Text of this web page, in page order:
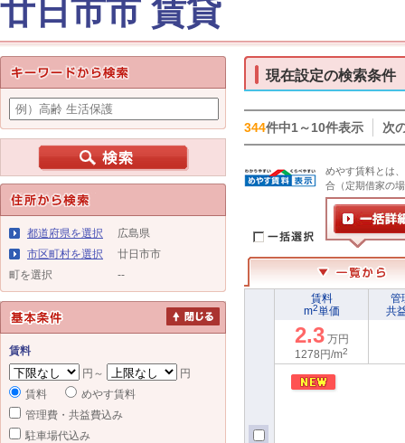
廿日市市 賃貸
都道府県を選択
広島県
市区町村を選択
廿日市市
町を選択
--
賃料
円～
円
賃料
めやす賃料
管理費・共益費込み
駐車場代込み
現在設定の検索条件
344件中1～10件表示 次
めやす賃料とは
合（定期借家の
賃料
m2単価
管
共
2.3 万円
1278円/m2